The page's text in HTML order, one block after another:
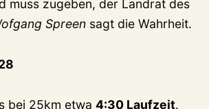
muss zugeben, der Landrat des
Spreen sagt die Wahrheit.
bei 25km etwa 4:30 Laufzeit.